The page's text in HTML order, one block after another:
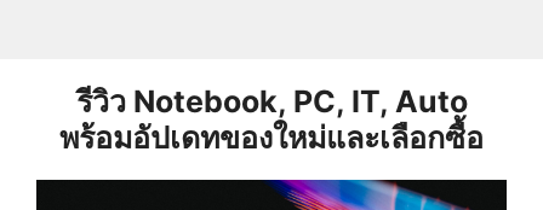
รีวิว Notebook, PC, IT, Auto
พร้อมอัปเดทของใหม่และเลือกซื้อ